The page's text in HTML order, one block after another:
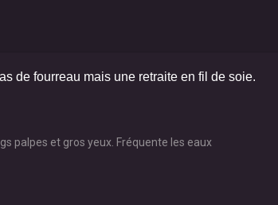
de fourreau mais une retraite en fil de soie.
palpes et gros yeux. Fréquente les eaux